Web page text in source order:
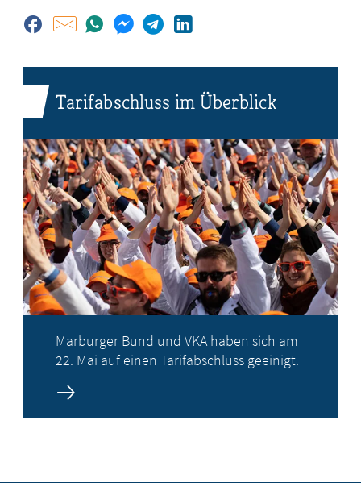
Tarifabschluss im Überblick
Marburger Bund und VKA haben sich am
22. Mai auf einen Tarifabschluss geeinigt.